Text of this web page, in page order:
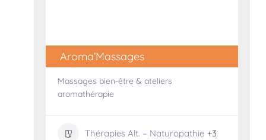
Aroma’Massages
Massages bien-être & ateliers
aromathérapie
Thérapies Alt. – Naturopathie +3